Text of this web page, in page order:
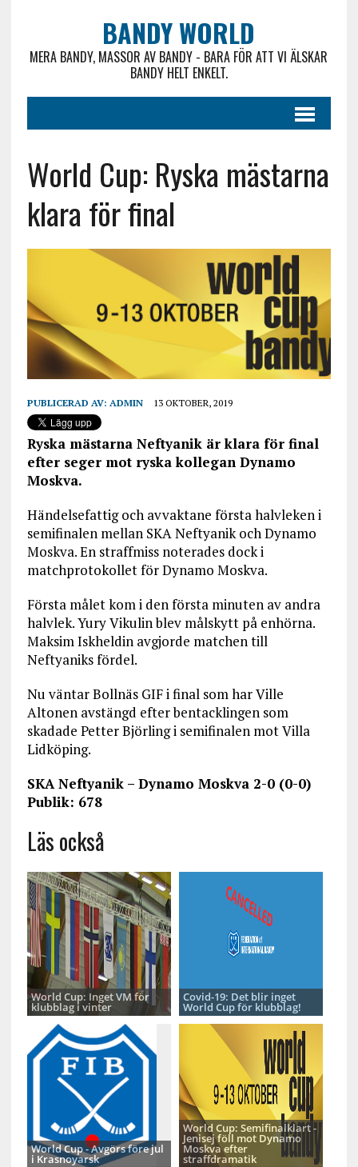
BANDY WORLD
MERA BANDY, MASSOR AV BANDY - BARA FÖR ATT VI ÄLSKAR
BANDY HELT ENKELT.
World Cup: Ryska mästarna
klara för final
PUBLICERAD AV: ADMIN 13 OKTOBER, 2019
Ryska mästarna Neftyanik är klara för final
efter seger mot ryska kollegan Dynamo
Moskva.
Händelsefattig och avvaktane första halvleken i
semifinalen mellan SKA Neftyanik och Dynamo
Moskva. En straffmiss noterades dock i
matchprotokollet för Dynamo Moskva.
Första målet kom i den första minuten av andra
halvlek. Yury Vikulin blev målskytt på enhörna.
Maksim Iskheldin avgjorde matchen till
Neftyaniks fördel.
Nu väntar Bollnäs GIF i final som har Ville
Altonen avstängd efter bentacklingen som
skadade Petter Björling i semifinalen mot Villa
Lidköping.
SKA Neftyanik – Dynamo Moskva 2-0 (0-0)
Publik: 678
Läs också
World Cup: Inget VM för
klubblag i vinter
Covid-19: Det blir inget
World Cup för klubblag!
World Cup - Avgörs före jul
i Krasnoyarsk
World Cup: Semifinalklart -
Jenisej föll mot Dynamo
Moskva efter
straffdramatik